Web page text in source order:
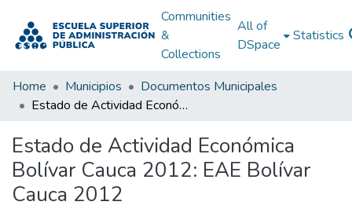
Communities
&
Collections
All of
DSpace
Statistics
Home Municipios
Documentos Municipales
Estado de Actividad Económica Bolívar Cauca 2012: EAE Bolívar Cauca 2012
Estado de Actividad Económica
Bolívar Cauca 2012: EAE Bolívar
Cauca 2012